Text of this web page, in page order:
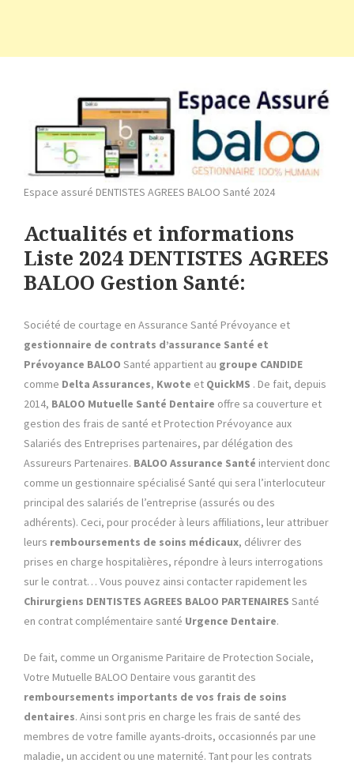
Espace assuré DENTISTES AGREES BALOO Santé 2024
Actualités et informations
Liste 2024 DENTISTES AGREES
BALOO Gestion Santé:
Société de courtage en Assurance Santé Prévoyance et
gestionnaire de contrats d’assurance Santé et
Prévoyance BALOO Santé appartient au groupe CANDIDE
comme Delta Assurances, Kwote et QuickMS . De fait, depuis
2014, BALOO Mutuelle Santé Dentaire offre sa couverture et
gestion des frais de santé et Protection Prévoyance aux
Salariés des Entreprises partenaires, par délégation des
Assureurs Partenaires. BALOO Assurance Santé intervient donc
comme un gestionnaire spécialisé Santé qui sera l’interlocuteur
principal des salariés de l’entreprise (assurés ou des
adhérents). Ceci, pour procéder à leurs affiliations, leur attribuer
leurs remboursements de soins médicaux, délivrer des
prises en charge hospitalières, répondre à leurs interrogations
sur le contrat… Vous pouvez ainsi contacter rapidement les
Chirurgiens DENTISTES AGREES BALOO PARTENAIRES Santé
en contrat complémentaire santé Urgence Dentaire.
De fait, comme un Organisme Paritaire de Protection Sociale,
Votre Mutuelle BALOO Dentaire vous garantit des
remboursements importants de vos frais de soins
dentaires. Ainsi sont pris en charge les frais de santé des
membres de votre famille ayants-droits, occasionnés par une
maladie, un accident ou une maternité. Tant pour les contrats